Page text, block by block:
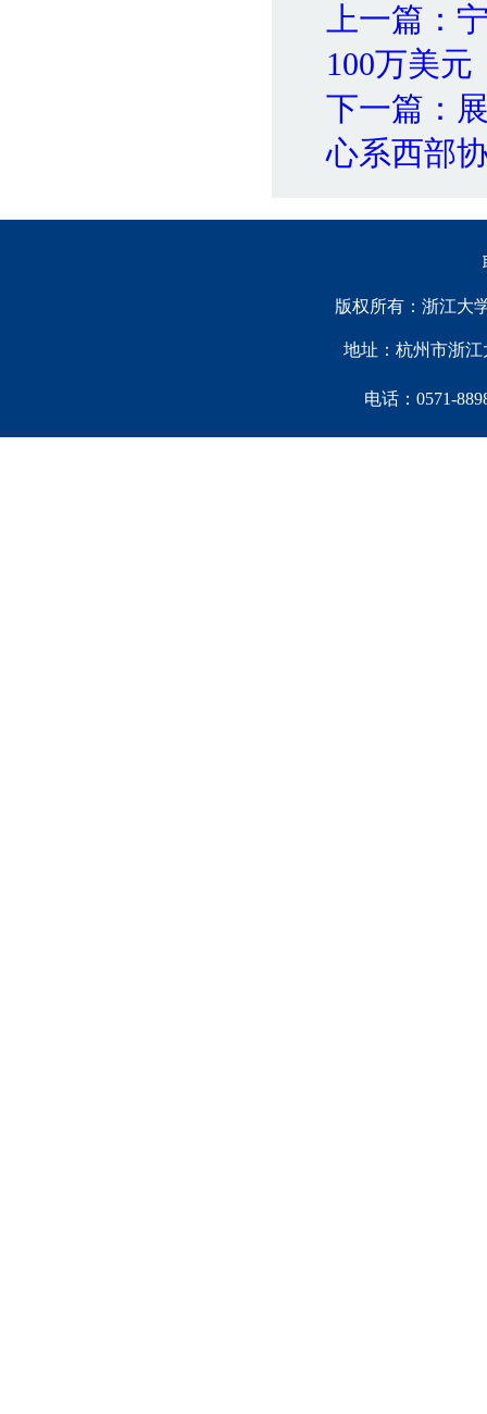
上一篇：
100万美元
下一篇：
心系西部
版权所有：浙江大
地址：杭州市浙江
电话：0571-